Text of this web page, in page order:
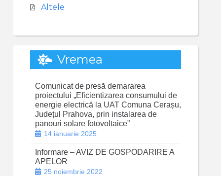
Altele
Vremea
Comunicat de presă demararea
proiectului „Eficientizarea consumului de
energie electrică la UAT Comuna Cerașu,
Județul Prahova, prin instalarea de
panouri solare fotovoltaice”
14 ianuarie 2025
Informare – AVIZ DE GOSPODARIRE A
APELOR
25 noiembrie 2022